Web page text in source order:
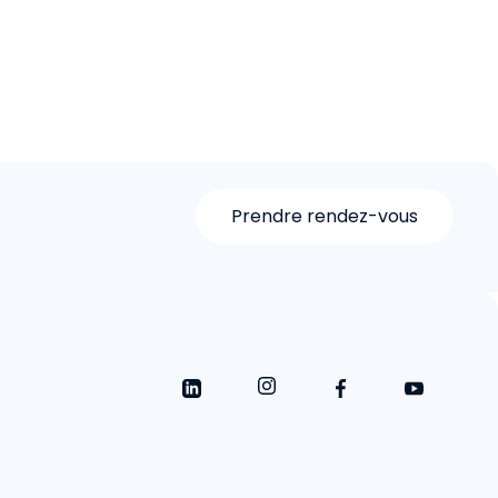
Prendre rendez-vous